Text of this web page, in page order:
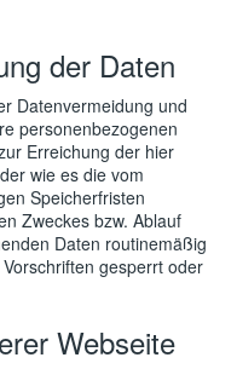
der Daten
Datenvermeidung und
personenbezogenen
Erreichung der hier
wie es die vom
Speicherfristen
Zweckes bzw. Ablauf
Daten routinemäßig
gesperrt oder
Webseite